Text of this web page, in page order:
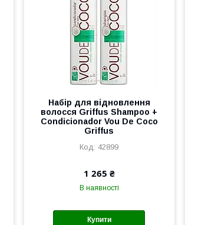
Набір для відновлення
волосся Griffus Shampoo +
Condicionador Vou De Coco
Griffus
42899
1 265 ₴
В наявності
Купити